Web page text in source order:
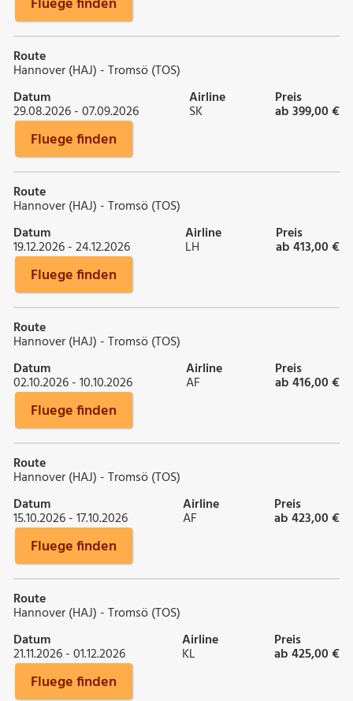
Route
Hannover (HAJ) - Tromsö (TOS)
Datum
29.08.2026 - 07.09.2026
Airline
SK
Preis
ab 399,00 €
Fluege finden
Route
Hannover (HAJ) - Tromsö (TOS)
Datum
19.12.2026 - 24.12.2026
Airline
LH
Preis
ab 413,00 €
Fluege finden
Route
Hannover (HAJ) - Tromsö (TOS)
Datum
02.10.2026 - 10.10.2026
Airline
AF
Preis
ab 416,00 €
Fluege finden
Route
Hannover (HAJ) - Tromsö (TOS)
Datum
15.10.2026 - 17.10.2026
Airline
AF
Preis
ab 423,00 €
Fluege finden
Route
Hannover (HAJ) - Tromsö (TOS)
Datum
21.11.2026 - 01.12.2026
Airline
KL
Preis
ab 425,00 €
Fluege finden